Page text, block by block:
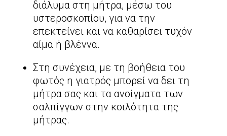
διάλυμα στη μήτρα, μέσω του
υστεροσκοπίου, για να την
επεκτείνει και να καθαρίσει τυχόν
αίμα ή βλέννα.
Στη συνέχεια, με τη βοήθεια του
φωτός η γιατρός μπορεί να δει τη
μήτρα σας και τα ανοίγματα των
σαλπίγγων στην κοιλότητα της
μήτρας.